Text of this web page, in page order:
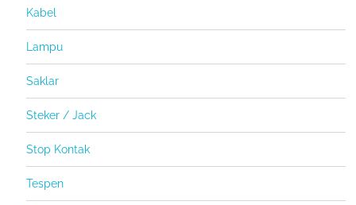
Kabel
Lampu
Saklar
Steker / Jack
Stop Kontak
Tespen